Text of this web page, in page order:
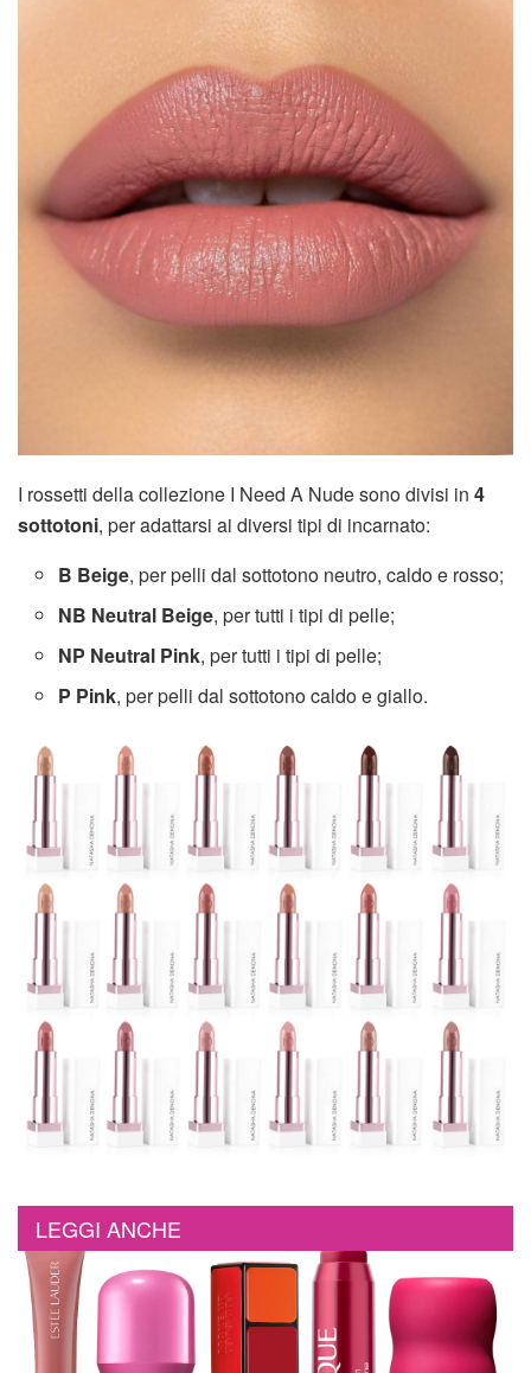
I rossetti della collezione I Need A Nude sono divisi in 4
sottotoni, per adattarsi ai diversi tipi di incarnato:
B Beige, per pelli dal sottotono neutro, caldo e rosso;
NB Neutral Beige, per tutti i tipi di pelle;
NP Neutral Pink, per tutti i tipi di pelle;
P Pink, per pelli dal sottotono caldo e giallo.
LEGGI ANCHE